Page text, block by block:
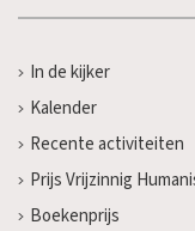
In de kijker
Kalender
Recente activiteiten
Prijs Vrijzinnig
Boekenprijs